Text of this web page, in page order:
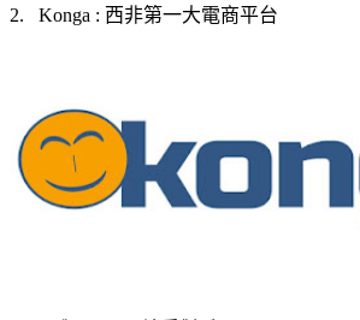
2. Konga : 西非第一大電商平台